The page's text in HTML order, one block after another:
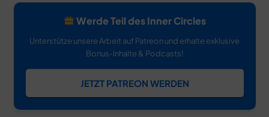
Werde Teil des Inner Circles
Unterstütze unsere Arbeit auf Patreon und erhalte exklusive
Bonus-Inhalte & Podcasts!
JETZT PATREON WERDEN